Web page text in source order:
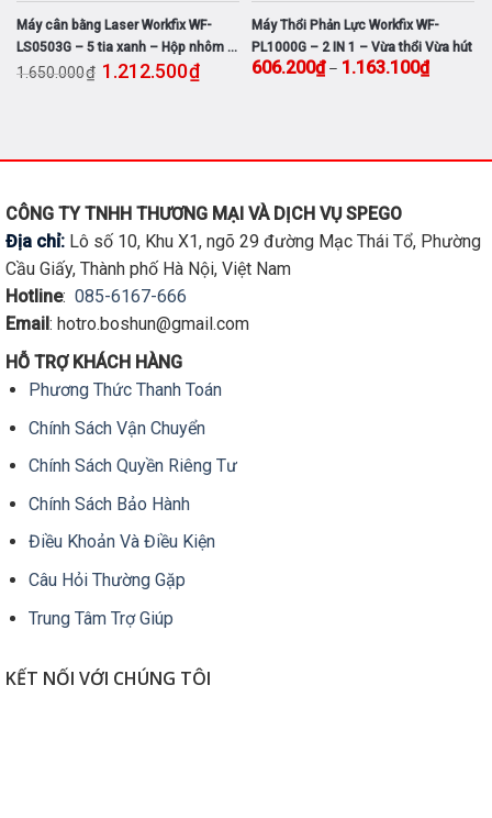
giá: từ 1.454.100₫ đến 2.812.100₫
Máy cân bằng Laser Workfix WF-
LS0503G – 5 tia xanh – Hộp nhôm –
Kèm chân
1.650.000₫ Giá gốc là: 1.650.000₫.
1.212.500₫Giá hiện tại là: 1.212.500₫.
Máy Thổi Phản Lực Workfix WF-
PL1000G – 2 IN 1 – Vừa thổi Vừa hút
606.200₫ – 1.163.100₫Khoảng
có
biến
thể.
tùy
CÔNG TY TNHH THƯƠNG MẠI VÀ DỊCH VỤ SPEGO
Địa chỉ: Lô số 10, Khu X1, ngõ 29 đường Mạc Thái Tổ, Phường
Cầu Giấy, Thành phố Hà Nội, Việt Nam
Hotline: 085-6167-666
Email: hotro.boshun@gmail.com
HỖ TRỢ KHÁCH HÀNG
Phương Thức Thanh Toán
Chính Sách Vận Chuyển
Chính Sách Quyền Riêng Tư
Chính Sách Bảo Hành
Điều Khoản Và Điều Kiện
Câu Hỏi Thường Gặp
Trung Tâm Trợ Giúp
KẾT NỐI VỚI CHÚNG TÔI